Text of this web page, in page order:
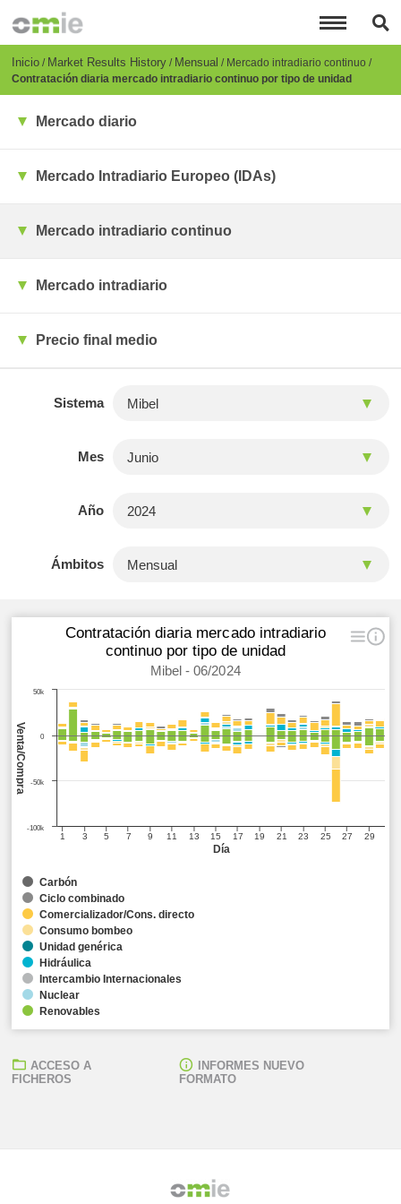
principal
Breadcrumb
Inicio Market Results History Mensual
Mercado intradiario continuo
Contratación diaria mercado intradiario continuo por tipo de unidad
Mercado diario
Mercado Intradiario Europeo (IDAs)
Mercado intradiario continuo
Mercado intradiario
Precio final medio
Sistema
Mes
Año
Ámbitos
Día
Venta/Compra
Contratación diaria mercado intradiario
continuo por tipo de unidad
Mibel - 06/2024
1 3 5 7 9 11 13 15 17 19 21 23 25 27 29
-100k
-50k
0
50k
Carbón
Ciclo combinado
Comercializador/Cons. directo
Consumo bombeo
Unidad genérica
Hidráulica
Intercambio Internacionales
Nuclear
Renovables
ACCESO A
FICHEROS
INFORMES NUEVO
FORMATO